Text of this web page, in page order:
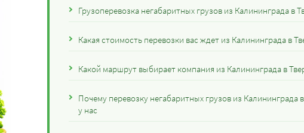
Грузоперевозка негабаритных грузов из Калининграда в
Какая стоимость перевозки вас ждет из Калининграда в
Какой маршрут выбирает компания из Калининграда в
Почему перевозку негабаритных грузов из Калининграда
у нас